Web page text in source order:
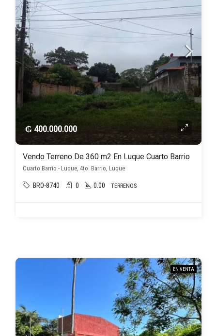
₲ 400.000.000
Vendo Terreno De 360 m2 En Luque Cuarto Barrio
Cuarto Barrio - Luque, 4to. Barrio, Luque
BRO-8740 0 0.00 TERRENOS
EN VENTA